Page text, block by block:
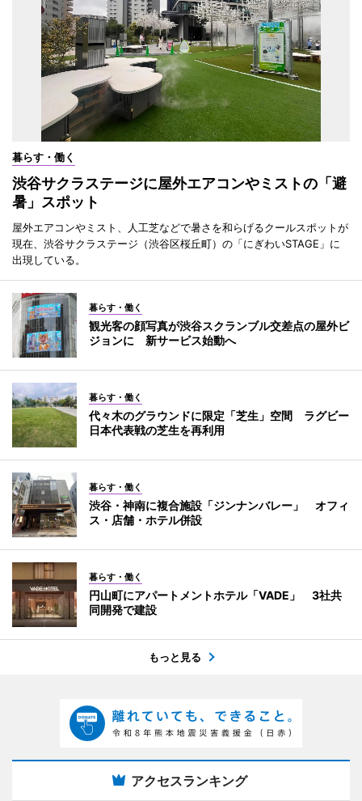
暮らす・働く
渋谷サクラステージに屋外エアコンやミストの「避
暑」スポット
屋外エアコンやミスト、人工芝などで暑さを和らげるクールスポットが
現在、渋谷サクラステージ（渋谷区桜丘町）の「にぎわいSTAGE」に
出現している。
暮らす・働く
観光客の顔写真が渋谷スクランブル交差点の屋外ビ
ジョンに 新サービス始動へ
暮らす・働く
代々木のグラウンドに限定「芝生」空間 ラグビー
日本代表戦の芝生を再利用
暮らす・働く
渋谷・神南に複合施設「ジンナンバレー」 オフィ
ス・店舗・ホテル併設
暮らす・働く
円山町にアパートメントホテル「VADE」 3社共
同開発で建設
もっと見る
アクセスランキング